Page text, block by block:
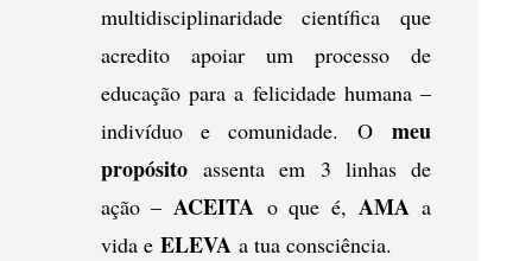
multidisciplinaridade científica que
acredito apoiar um processo de
educação para a felicidade humana –
indivíduo e comunidade. O
meu
propósito assenta em 3 linhas de
ação – ACEITA o que é, AMA a
vida e ELEVA a tua consciência.